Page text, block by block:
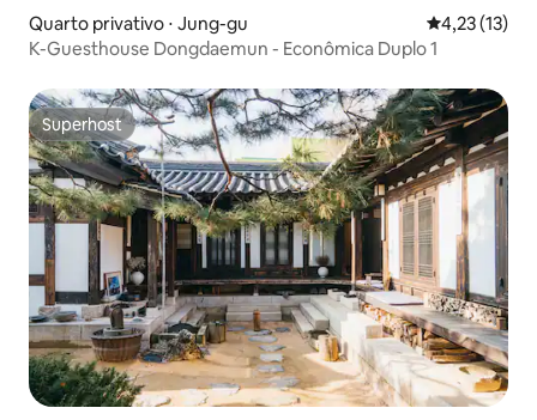
Quarto privativo ⋅ Jung-gu 4,23 de uma
4,23 (13)
K-Guesthouse Dongdaemun - Econômica Duplo 1
Superhost
Superhost